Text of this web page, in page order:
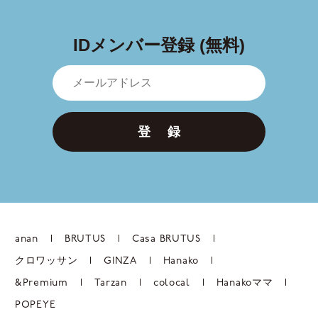
IDメンバー登録 (無料)
登 録
anan BRUTUS Casa BRUTUS
クロワッサン GINZA Hanako
&Premium Tarzan colocal Hanakoママ
POPEYE